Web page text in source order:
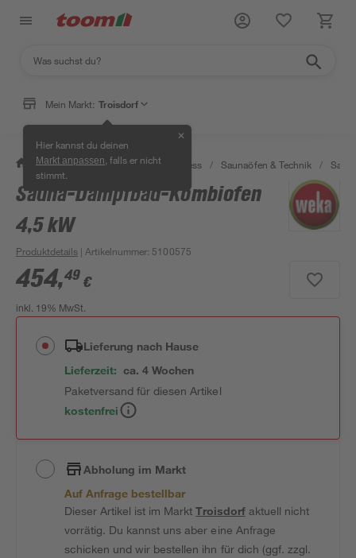
Mein Markt: Troisdorf
Hier kannst du deinen
Markt anpassen , falls er nicht
stimmt.
✕
/ Bad & Sanitär / Sauna & Wellness / Saunaöfen & Technik /
Sauna-Dampfbad-Kombiofen
4,5 kW
Produktdetails | Artikelnummer: 5100575
454,49 €
inkl. 19% MwSt.
Lieferung nach Hause
Lieferzeit: ca. 4 Wochen
Paketversand für diesen Artikel
kostenfrei
Abholung im Markt
Auf Anfrage bestellbar
Dieser Artikel ist im MarktTroisdorfaktuell nicht
vorrätig. Du kannst uns aber eine Anfrage
schicken und wir bestellen ihn für dich (ggf. zzgl.